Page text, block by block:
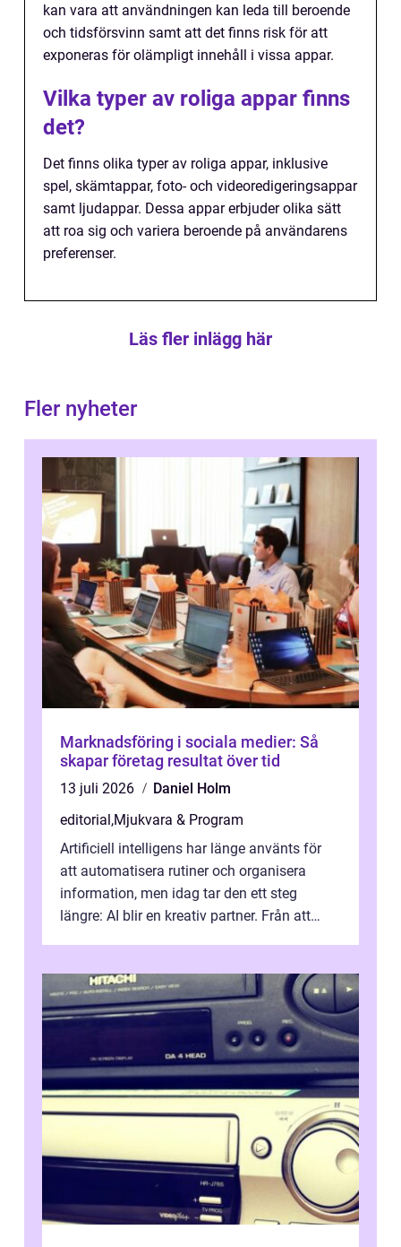
kan vara att användningen kan leda till beroende
och tidsförsvinn samt att det finns risk för att
exponeras för olämpligt innehåll i vissa appar.
Vilka typer av roliga appar finns
det?
Det finns olika typer av roliga appar, inklusive
spel, skämtappar, foto- och videoredigeringsappar
samt ljudappar. Dessa appar erbjuder olika sätt
att roa sig och variera beroende på användarens
preferenser.
Läs fler inlägg här
Fler nyheter
Marknadsföring i sociala medier: Så
skapar företag resultat över tid
13 juli 2026
Daniel Holm
editorial,Mjukvara & Program
Artificiell intelligens har länge använts för
att automatisera rutiner och organisera
information, men idag tar den ett steg
längre: AI blir en kreativ partner. Från att